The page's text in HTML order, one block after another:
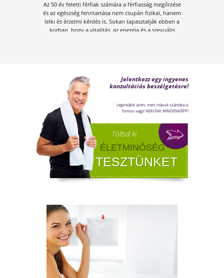
Amikor a hőmérséklet tartósan 30–35 °C fölé
emelkedik, szervezetünk hőszabályozó
FÉRFI VÁLTOZÓKOR - A
LEHETŐSÉGET LÁSD MEG